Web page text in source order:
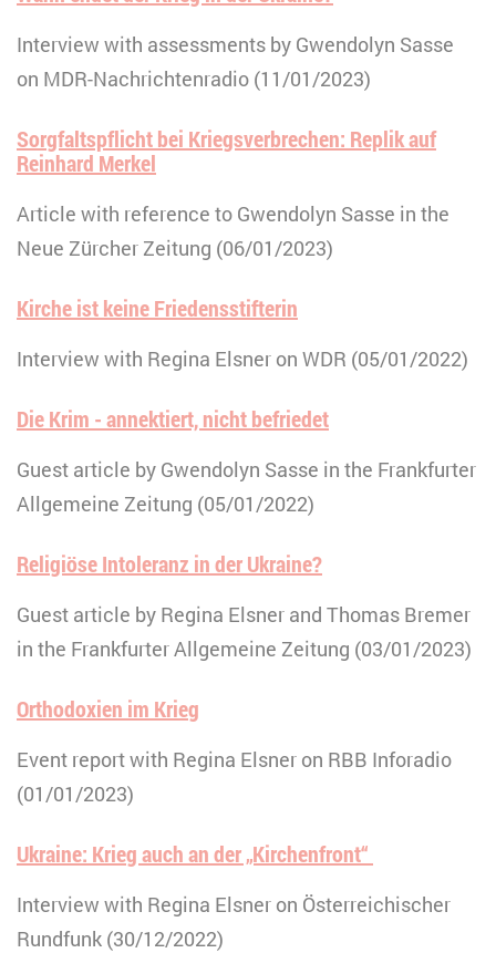
Interview with assessments by Gwendolyn Sasse
on MDR-Nachrichtenradio (11/01/2023)
Sorgfaltspflicht bei Kriegsverbrechen: Replik auf
Reinhard Merkel
Article with reference to Gwendolyn Sasse in the
Neue Zürcher Zeitung (06/01/2023)
Kirche ist keine Friedensstifterin
Interview with Regina Elsner on WDR (05/01/2022)
Die Krim - annektiert, nicht befriedet
Guest article by Gwendolyn Sasse in the Frankfurter
Allgemeine Zeitung (05/01/2022)
Religiöse Intoleranz in der Ukraine?
Guest article by Regina Elsner and Thomas Bremer
in the Frankfurter Allgemeine Zeitung (03/01/2023)
Orthodoxien im Krieg
Event report with Regina Elsner on RBB Inforadio
(01/01/2023)
Ukraine: Krieg auch an der „Kirchenfront“
Interview with Regina Elsner on Österreichischer
Rundfunk (30/12/2022)